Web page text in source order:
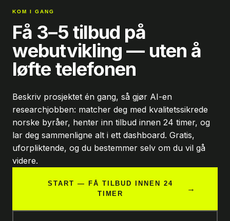
KOM I GANG
Få 3–5 tilbud på
webutvikling — uten å
løfte telefonen
Beskriv prosjektet én gang, så gjør AI-en
researchjobben: matcher deg med kvalitetssikrede
norske byråer, henter inn tilbud innen 24 timer, og
lar deg sammenligne alt i ett dashboard. Gratis,
uforpliktende, og du bestemmer selv om du vil gå
videre.
START — FÅ TILBUD INNEN 24
TIMER
→